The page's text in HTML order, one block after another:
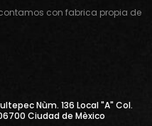
con fabrica propia de
Nùm. 136 Local "A" Col.
Ciudad de Mèxico